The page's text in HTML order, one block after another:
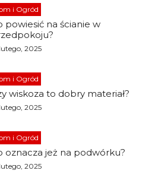
i Ogród
powiesić na ścianie w
2025
i Ogród
wiskoza to dobry materiał?
2025
i Ogród
oznacza jeż na podwórku?
2025